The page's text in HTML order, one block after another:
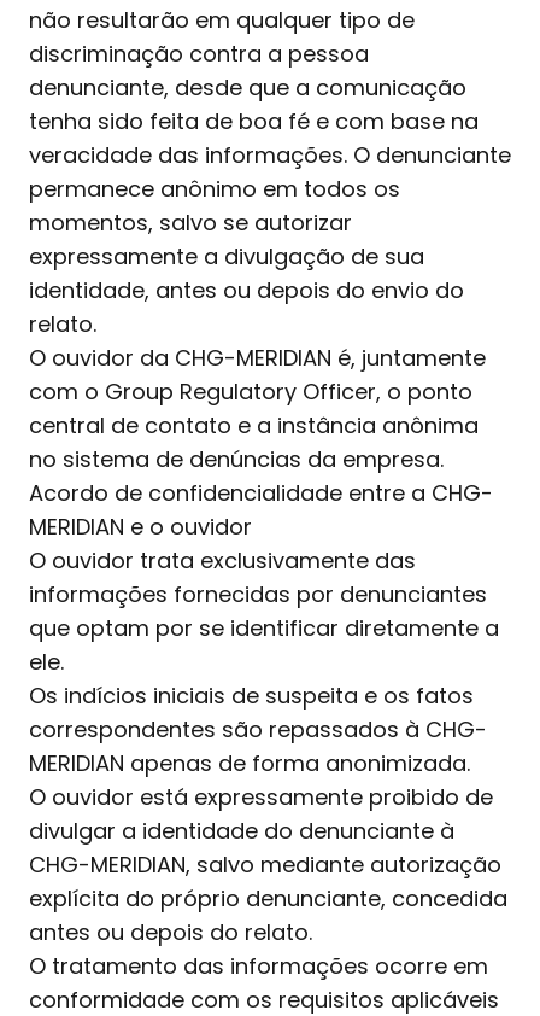
não resultarão em qualquer tipo de
discriminação contra a pessoa
denunciante, desde que a comunicação
tenha sido feita de boa fé e com base na
veracidade das informações. O denunciante
permanece anônimo em todos os
momentos, salvo se autorizar
expressamente a divulgação de sua
identidade, antes ou depois do envio do
relato.
O ouvidor da CHG-MERIDIAN é, juntamente
com o Group Regulatory Officer, o ponto
central de contato e a instância anônima
no sistema de denúncias da empresa.
Acordo de confidencialidade entre a CHG-
MERIDIAN e o ouvidor
O ouvidor trata exclusivamente das
informações fornecidas por denunciantes
que optam por se identificar diretamente a
ele.
Os indícios iniciais de suspeita e os fatos
correspondentes são repassados à CHG-
MERIDIAN apenas de forma anonimizada.
O ouvidor está expressamente proibido de
divulgar a identidade do denunciante à
CHG-MERIDIAN, salvo mediante autorização
explícita do próprio denunciante, concedida
antes ou depois do relato.
O tratamento das informações ocorre em
conformidade com os requisitos aplicáveis